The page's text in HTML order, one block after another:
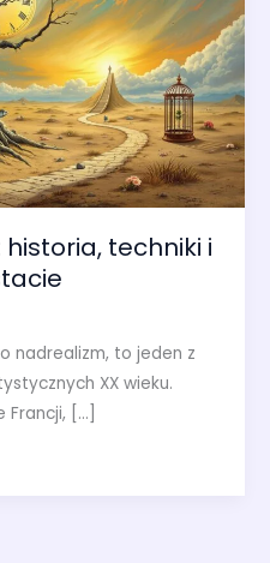
techniki i
nadrealizm, to jeden z
XX wieku.
Francji, […]